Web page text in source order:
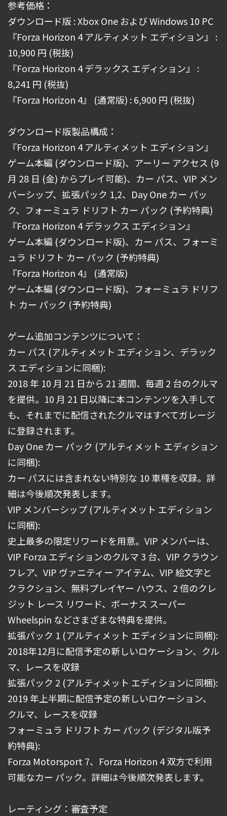
参考価格：
ダウンロード版 : Xbox One および Windows 10 PC
『Forza Horizon 4 アルティメット エディション』 :
10,900 円 (税抜)
『Forza Horizon 4 デラックス エディション』 :
8,241 円 (税抜)
『Forza Horizon 4』 (通常版) : 6,900 円 (税抜)
ダウンロード版製品構成：
『Forza Horizon 4 アルティメット エディション』
ゲーム本編 (ダウンロード版)、アーリー アクセス (9
月 28 日 (金) からプレイ可能)、カー パス、VIP メン
バーシップ、拡張パック 1,2、Day One カー パッ
ク、フォーミュラ ドリフト カー パック (予約特典)
『Forza Horizon 4 デラックス エディション』
ゲーム本編 (ダウンロード版)、カー パス、フォーミ
ュラ ドリフト カー パック (予約特典)
『Forza Horizon 4』 (通常版)
ゲーム本編 (ダウンロード版)、フォーミュラ ドリフ
ト カー パック (予約特典)
ゲーム追加コンテンツについて：
カー パス (アルティメット エディション、デラック
ス エディションに同梱):
2018 年 10 月 21 日から 21 週間、毎週 2 台のクルマ
を提供。10 月 21 日以降に本コンテンツを入手して
も、それまでに配信されたクルマはすべてガレージ
に登録されます。
Day One カー パック (アルティメット エディション
に同梱):
カー パスには含まれない特別な 10 車種を収録。詳
細は今後順次発表します。
VIP メンバーシップ (アルティメット エディション
に同梱):
史上最多の限定リワードを用意。VIP メンバーは、
VIP Forza エディションのクルマ 3 台、VIP クラウン
フレア、VIP ヴァニティー アイテム、VIP 絵文字と
クラクション、無料プレイヤー ハウス、2 倍のクレ
ジット レース リワード、ボーナス スーパー
Wheelspin などさまざまな特典を提供。
拡張パック 1 (アルティメット エディションに同梱):
2018年12月に配信予定の新しいロケーション、クル
マ、レースを収録
拡張パック 2 (アルティメット エディションに同梱):
2019 年上半期に配信予定の新しいロケーション、
クルマ、レースを収録
フォーミュラ ドリフト カー パック (デジタル版予
約特典):
Forza Motorsport 7、Forza Horizon 4 双方で利用
可能なカー パック。詳細は今後順次発表します。
レーティング：審査予定